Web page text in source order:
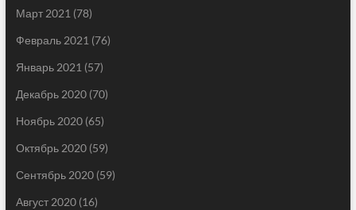
Март 2021 (78)
Февраль 2021 (76)
Январь 2021 (57)
Декабрь 2020(70)
Ноябрь 2020(65)
Октябрь 2020(59)
Сентябрь 2020(59)
Август 2020(16)